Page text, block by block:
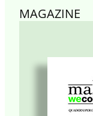
MAGAZINE